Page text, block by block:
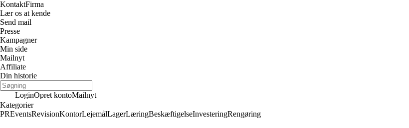
KontaktFirma
Lær os at kende
Send mail
Presse
Kampagner
Min side
Mailnyt
Affiliate
Din historie
LoginOpret kontoMailnyt
Kategorier
PREventsRevisionKontorLejemålLagerLæringBeskæftigelseInvesteringRengøring